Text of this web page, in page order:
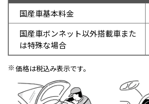
国産車基本料金
国産車ボンネット以外搭載車また
は特殊な場合
価格は税込み表示です。